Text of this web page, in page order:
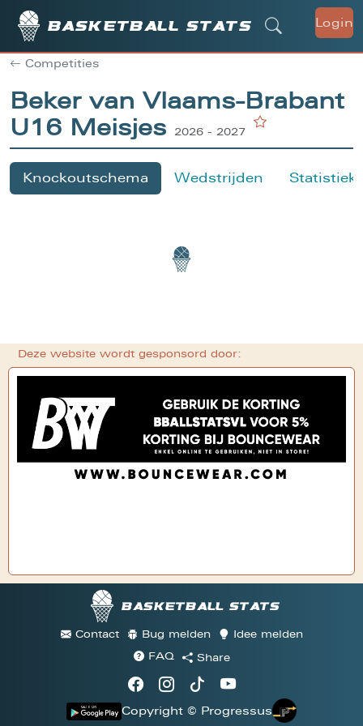
Basketball stats Login
Competities
Beker van Vlaams-Brabant
U16 Meisjes
2026 - 2027
Knockoutschema Wedstrijden
Deze website wordt gesponsord door:
Basketball stats
Contact Bug melden
Idee melden
FAQ
Share
Copyright © Progressus